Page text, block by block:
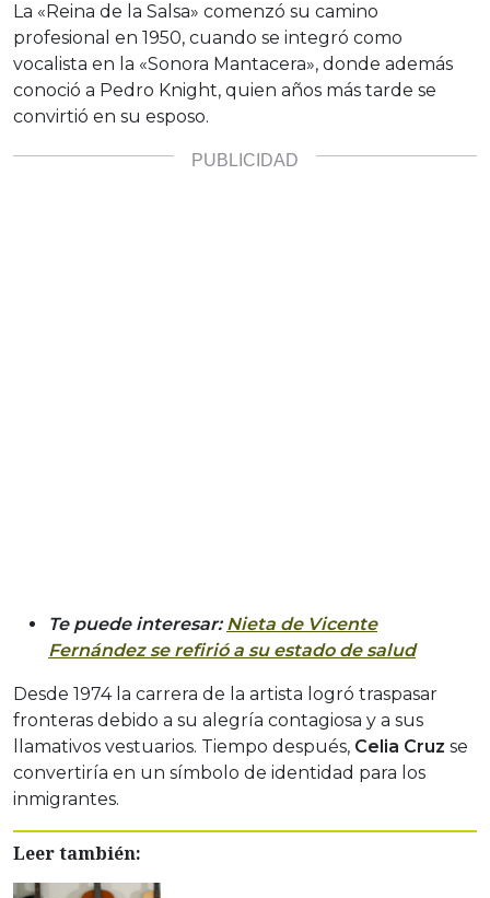
La «Reina de la Salsa» comenzó su camino
profesional en 1950, cuando se integró como
vocalista en la «Sonora Mantacera», donde además
conoció a Pedro Knight, quien años más tarde se
convirtió en su esposo.
Te puede interesar: Nieta de Vicente
Fernández se refirió a su estado de salud
Desde 1974 la carrera de la artista logró traspasar
fronteras debido a su alegría contagiosa y a sus
llamativos vestuarios. Tiempo después, Celia Cruz se
convertiría en un símbolo de identidad para los
inmigrantes.
Leer también: